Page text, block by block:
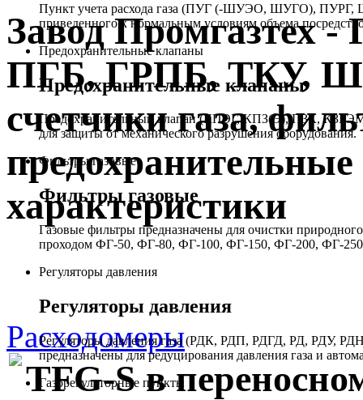
Пункт учета расхода газа (ПУГ (-ШУЭО, ШУГО), ПУРГ,
приведенного к нормальным условиям объема
Предохранительные клапаны
Предохранительные клапаны
Предохранительный клапан (КПЭГ, КПЗ(Э), ПЗК,
для защиты от механического разрушения оборудования.
Фильтры газовые
Фильтры газовые
Газовые фильтры предназначены для очистки
проходом ФГ-50, ФГ-80, ФГ-100, ФГ-150, ФГ-200, ФГ-
Регуляторы давления
Регуляторы давления
Регуляторы давления газа (РДК, РДП, РДГД, РД, РДУ,
предназначены для редуцирования давления газа и
Газорегуляторные пункты
Завод
ПГБ, ГРПБ, ТКУ,
счетчики газа,
характеристики
Расходомеры
TFG-S в